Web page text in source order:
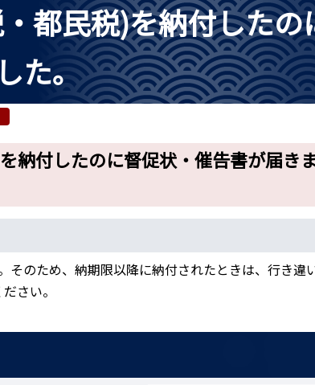
都民税)を納付したの
た。
納付したのに督促状・催告書が届き
そのため、納期限以降に納付されたときは、行き違
さい。